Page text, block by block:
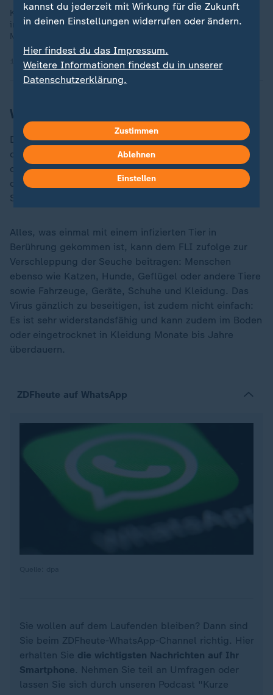
Könnte das Vogelgrippevirus bald leichter Menschen
infizieren? Laut einer neuen Studie würde eine einzelne
Mutation dafür ausreichen.
11.12.2024 | 28:03 min
Warum gibt es so strenge Regelungen?
Die Maul- und Klauenseuche kann nicht nur über
direkten Kontakt von Tier zu Tier, sondern auch über
die Luft übertragen werden. Erkrankte Tiere streuen
das Virus mit der Flüssigkeit aufgeplatzter Blasen,
Speichel, Ausatmungsluft und Milch.
Alles, was einmal mit einem infizierten Tier in
Berührung gekommen ist, kann dem FLI zufolge zur
Verschleppung der Seuche beitragen: Menschen
ebenso wie Katzen, Hunde, Geflügel oder andere Tiere
sowie Fahrzeuge, Geräte, Schuhe und Kleidung. Das
Virus gänzlich zu beseitigen, ist zudem nicht einfach:
Es ist sehr widerstandsfähig und kann zudem im Boden
oder eingetrocknet in Kleidung Monate bis Jahre
überdauern.
ZDFheute auf WhatsApp
Sie wollen auf dem Laufenden bleiben? Dann sind
Sie beim ZDFheute-WhatsApp-Channel richtig. Hier
erhalten Sie die wichtigsten Nachrichten auf Ihr
Smartphone. Nehmen Sie teil an Umfragen oder
lassen Sie sich durch unseren Podcast "Kurze
kannst du jederzeit mit Wirkung für die Zukunft
in deinen Einstellungen widerrufen oder ändern.
Hier findest du das Impressum.
Weitere Informationen findest du in unserer
Datenschutzerklärung.
Zustimmen
Ablehnen
Einstellen